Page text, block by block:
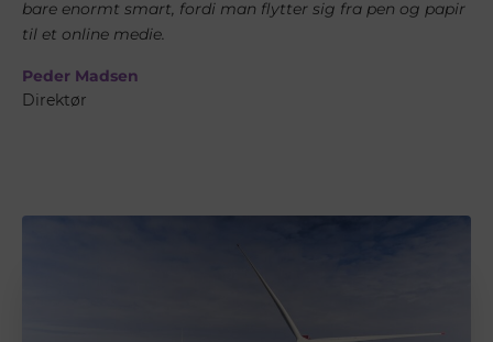
bare enormt smart, fordi man flytter sig fra pen og papir
til et online medie.
Peder Madsen
Direktør